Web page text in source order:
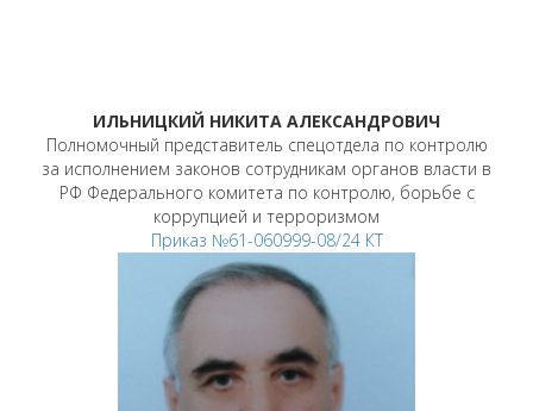
ИЛЬНИЦКИЙ НИКИТА АЛЕКСАНДРОВИЧ
Полномочный представитель спецотдела по контролю
за исполнением законов сотрудникам органов власти в
РФ Федерального комитета по контролю, борьбе с
коррупцией и терроризмом
Приказ №61-060999-08/24 КТ